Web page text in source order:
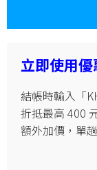
立即使用
結帳時輸入「
折抵最高 400
額外加價，單